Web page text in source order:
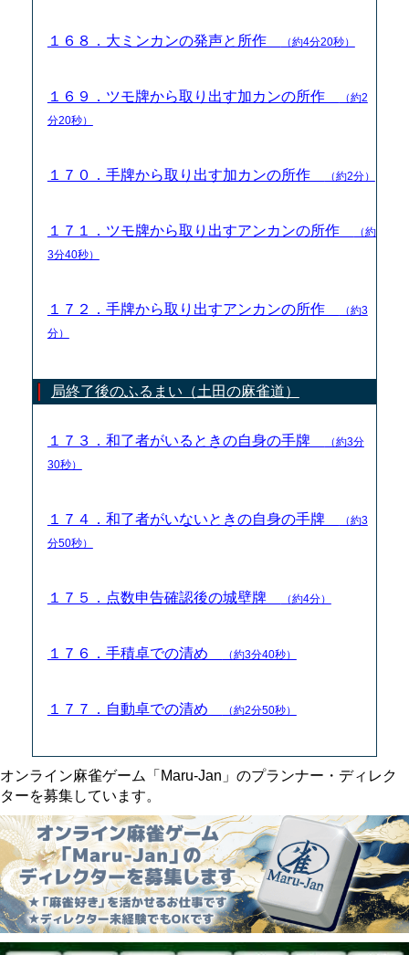
１６８．大ミンカンの発声と所作 （約4分20秒）
１６９．ツモ牌から取り出す加カンの所作
（約2
分20秒）
１７０．手牌から取り出す加カンの所作 （約2分）
１７１．ツモ牌から取り出すアンカンの所作
（約
3分40秒）
１７２．手牌から取り出すアンカンの所作
（約3
分）
局終了後のふるまい（土田の麻雀道）
１７３．和了者がいるときの自身の手牌
（約3分
30秒）
１７４．和了者がいないときの自身の手牌
（約3
分50秒）
１７５．点数申告確認後の城壁牌 （約4分）
１７６．手積卓での清め （約3分40秒）
１７７．自動卓での清め （約2分50秒）
オンライン麻雀ゲーム「Maru-Jan」のプランナー・ディレク
ターを募集しています。